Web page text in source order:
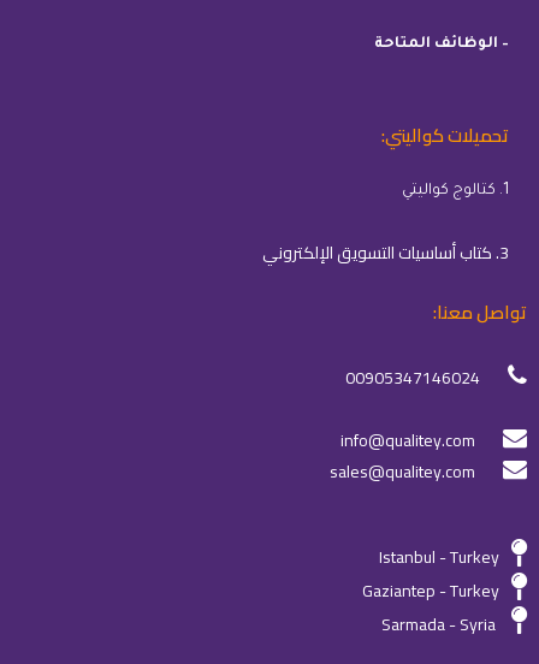
– الوظائف المتاحة
تحميلات كواليتي:
1. كتالوج كواليتي
3. كتاب أساسيات التسويق الإلكتروني
تواصل معنا:
00905347146024
info@qualitey.com
sales@qualitey.com
Istanbul - Turkey
Gaziantep - Turkey
Sarmada - Syria